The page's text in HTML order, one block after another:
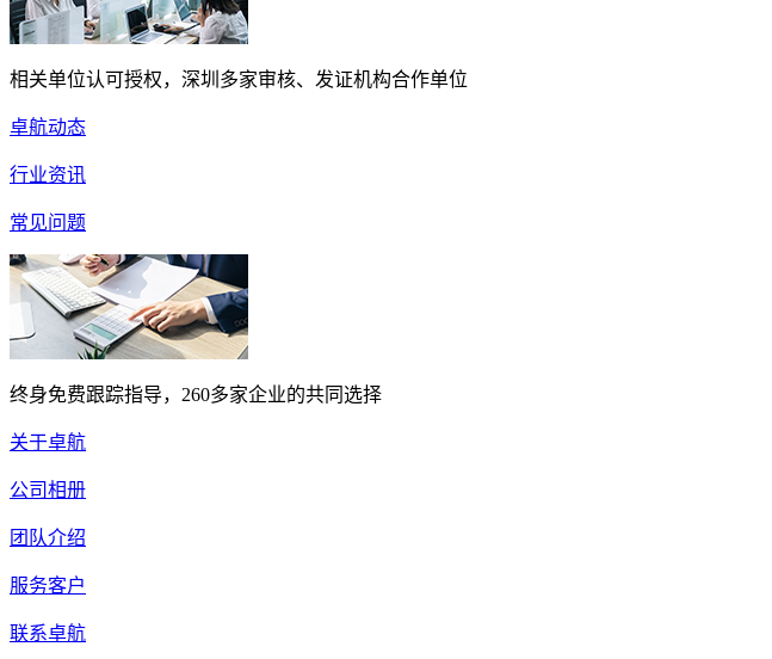
相关单位认可授权，深圳多家审核、发证机构合作单位
卓航动态
行业资讯
常见问题
终身免费跟踪指导，260多家企业的共同选择
关于卓航
公司相册
团队介绍
服务客户
联系卓航